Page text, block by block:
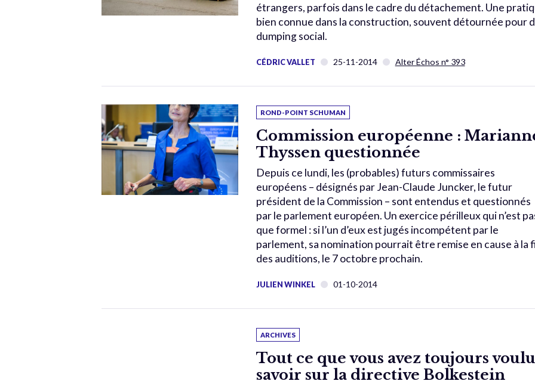
étrangers, parfois dans le cadre du détachement. Une
bien connue dans la construction, souvent détournée pour
dumping social.
CÉDRIC VALLET 25-11-2014 Alter Échos n° 393
ROND-POINT SCHUMAN
Commission européenne :
Thyssen questionnée
Depuis ce lundi, les (probables) futurs commissaires
européens – désignés par Jean-Claude Juncker, le futur
président de la Commission – sont entendus et questionnés
par le parlement européen. Un exercice périlleux qui n’est
que formel : si l’un d’eux est jugés incompétent par le
parlement, sa nomination pourrait être remise en cause à la
des auditions, le 7 octobre prochain.
JULIEN WINKEL 01-10-2014
ARCHIVES
Tout ce que vous avez toujours voulu
savoir sur la directive Bolkestein